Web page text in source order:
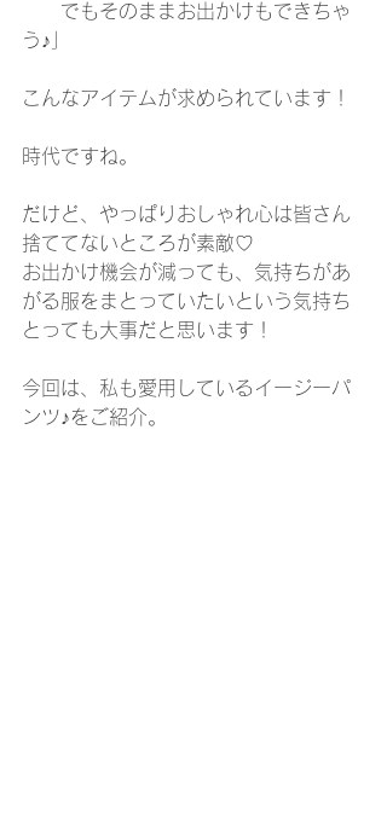
でもそのままお出かけもできちゃ
う♪」
こんなアイテムが求められています！
時代ですね。
だけど、やっぱりおしゃれ心は皆さん
捨ててないところが素敵♡
お出かけ機会が減っても、気持ちがあ
がる服をまとっていたいという気持ち
とっても大事だと思います！
今回は、私も愛用しているイージーパ
ンツ♪をご紹介。